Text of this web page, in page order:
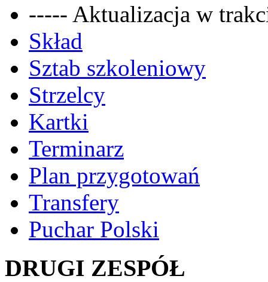
----- Aktualizacja w
Skład
Sztab szkoleniowy
Strzelcy
Kartki
Terminarz
Plan przygotowań
Transfery
Puchar Polski
DRUGI ZESPÓŁ